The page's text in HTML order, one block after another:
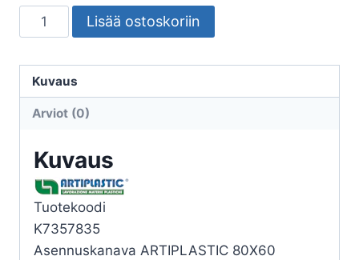
ASENNUSKANAVA
ARTIPLASTIC
LÄPIVIENTI
RUSKEA
määrä
Lisää ostoskoriin
Kuvaus
Arviot (0)
Kuvaus
Tuotekoodi
K7357835
Asennuskanava ARTIPLASTIC 80X60